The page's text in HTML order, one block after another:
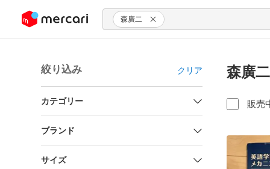
ツにスキップ 森廣二
絞り込み クリア
カテゴリー
ブランド
サイズ
森廣
販売